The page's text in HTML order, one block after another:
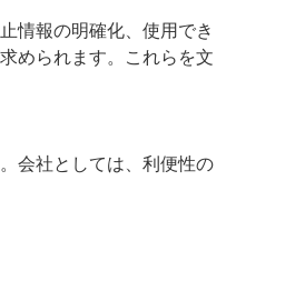
情報の明確化、使用でき
められます。これらを文
会社としては、利便性の